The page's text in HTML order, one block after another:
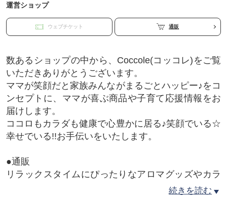
運営ショップ
ウェブチケット 通販
数あるショップの中から、Coccole(コッコレ)をご覧
いただきありがとうございます。
ママが笑顔だと家族みんながまるごとハッピー♪をコ
ンセプトに、ママが喜ぶ商品や子育て応援情報をお
届けします。
ココロもカラダも健康で心豊かに居る♪笑顔でいる☆
幸せでいる!!お手伝いをいたします。
●通販
リラックスタイムにぴったりなアロマグッズやカラ
ダに優しいオーガニックコスメ、子どもと安心して
続きを読む